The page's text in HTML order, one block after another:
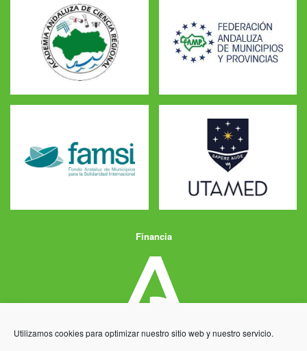
Utilizamos cookies para optimizar nuestro sitio web y nuestro servicio.
Financia